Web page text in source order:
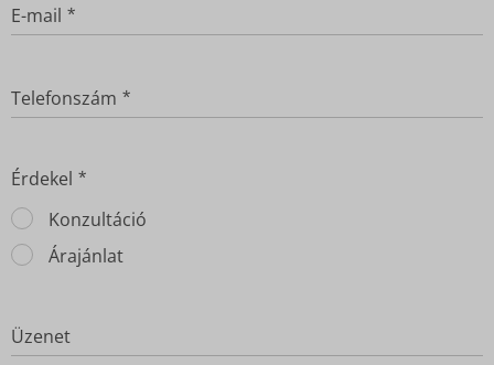
E-mail
Telefonszám
Érdekel
Konzultáció
Árajánlat
Üzenet